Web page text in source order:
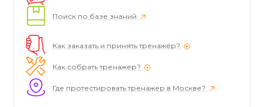
Поиск по базе знаний
Как заказать и принять тренажёр?
Как собрать тренажер?
Где протестировать тренажер в Москве?